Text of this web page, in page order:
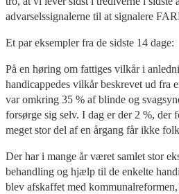
advarselssignalerne til at signalere
Et par eksempler fra de sidste 14 dage:
På en høring om fattiges vilkår i
handicappedes vilkår beskrevet ud fra
var omkring 35 % af blinde og
forsørge sig selv. I dag er der 2 %, der
meget stor del af en årgang får ikke
Der har i mange år været samlet stor
behandling og hjælp til de enkelte
blev afskaffet med